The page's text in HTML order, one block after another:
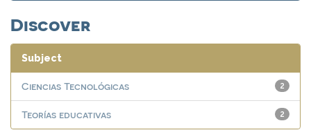
Discover
Subject
2
Ciencias Tecnológicas
2
Teorías educativas